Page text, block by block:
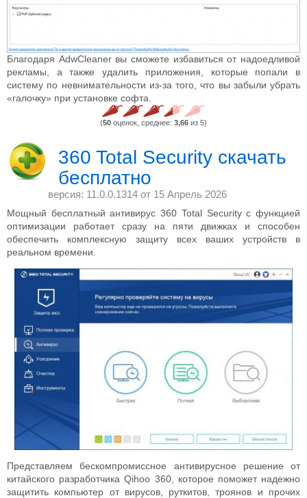
Благодаря AdwCleaner вы сможете избавиться от надоедливой
рекламы, а также удалить приложения, которые попали в
систему по невнимательности из-за того, что вы забыли убрать
«галочку» при установке софта.
(50 оценок, среднее: 3,66 из 5)
360 Total Security скачать
бесплатно
версия: 11.0.0.1314 от 15 Апрель 2026
Мощный бесплатный антивирус 360 Total Security с функцией
оптимизации работает сразу на пяти движках и способен
обеспечить комплексную защиту всех ваших устройств в
реальном времени.
Представляем бескомпромиссное антивирусное решение от
китайского разработчика Qihoo 360, которое поможет надежно
защитить компьютер от вирусов, руткитов, троянов и прочих